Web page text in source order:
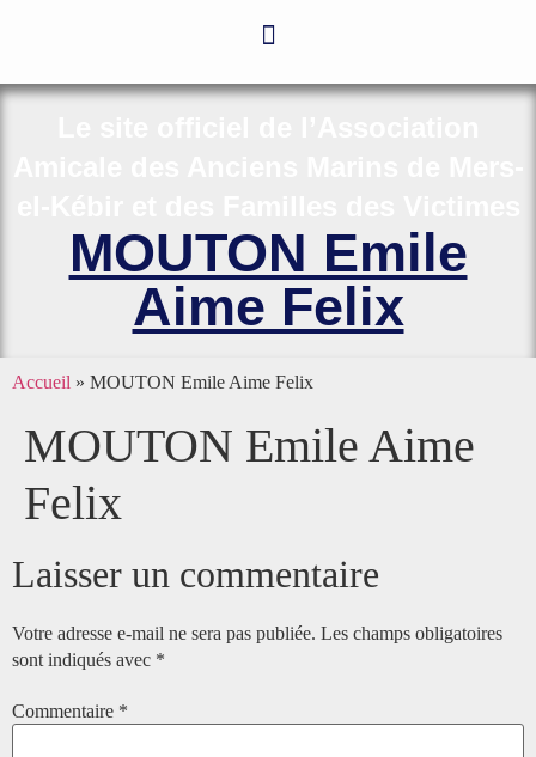
MOUTON Emile
Aime Felix
Accueil » MOUTON Emile Aime Felix
MOUTON Emile Aime
Felix
Laisser un commentaire
Votre adresse e-mail ne sera pas publiée. Les champs obligatoires
sont indiqués avec *
Commentaire *